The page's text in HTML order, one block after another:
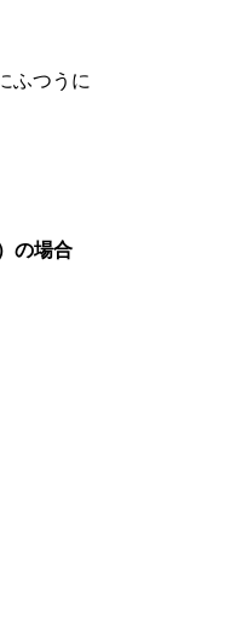
ふつうに
の場合